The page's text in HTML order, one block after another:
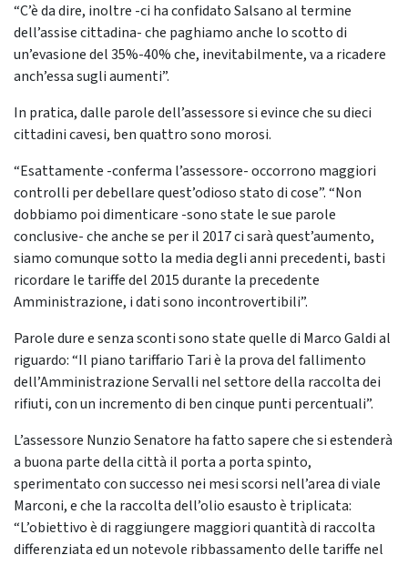
“C’è da dire, inoltre -ci ha confidato Salsano al termine
dell’assise cittadina- che paghiamo anche lo scotto di
un’evasione del 35%-40% che, inevitabilmente, va a ricadere
anch’essa sugli aumenti”.
In pratica, dalle parole dell’assessore si evince che su dieci
cittadini cavesi, ben quattro sono morosi.
“Esattamente -conferma l’assessore- occorrono maggiori
controlli per debellare quest’odioso stato di cose”. “Non
dobbiamo poi dimenticare -sono state le sue parole
conclusive- che anche se per il 2017 ci sarà quest’aumento,
siamo comunque sotto la media degli anni precedenti, basti
ricordare le tariffe del 2015 durante la precedente
Amministrazione, i dati sono incontrovertibili”.
Parole dure e senza sconti sono state quelle di Marco Galdi al
riguardo: “Il piano tariffario Tari è la prova del fallimento
dell’Amministrazione Servalli nel settore della raccolta dei
rifiuti, con un incremento di ben cinque punti percentuali”.
L’assessore Nunzio Senatore ha fatto sapere che si estenderà
a buona parte della città il porta a porta spinto,
sperimentato con successo nei mesi scorsi nell’area di viale
Marconi, e che la raccolta dell’olio esausto è triplicata:
“L’obiettivo è di raggiungere maggiori quantità di raccolta
differenziata ed un notevole ribbassamento delle tariffe nel